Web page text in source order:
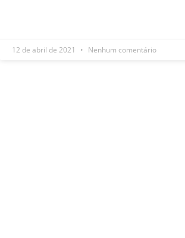
12 de abril de 2021 Nenhum comentário